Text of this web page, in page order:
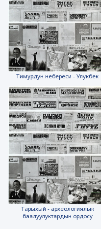
Тимурдун небереси - Улукбек
Тарыхый - археологиялык
баалуулуктардын ордосу